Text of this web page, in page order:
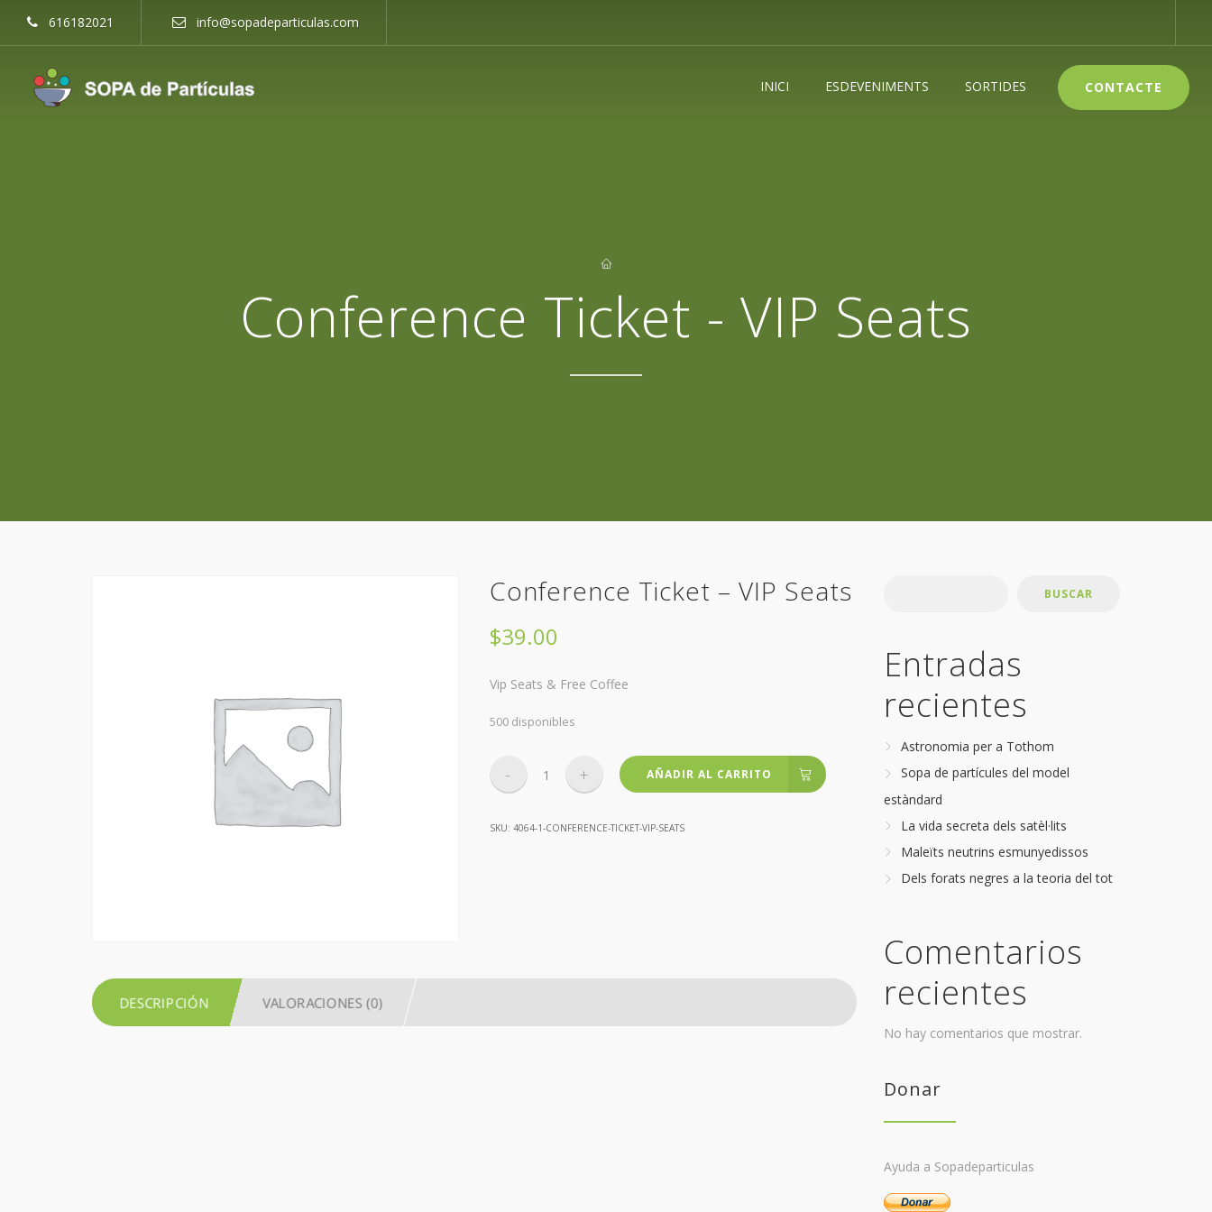
616182021 info@sopadeparticulas.com
INICI ESDEVENIMENTS SORTIDES CONTACTE
Conference Ticket - VIP Seats
Conference Ticket – VIP Seats
$39.00
Vip Seats & Free Coffee
500 disponibles
Conference
AÑADIR AL CARRITO
SKU: 4064-1-CONFERENCE-TICKET-VIP-SEATS
DESCRIPCIÓN VALORACIONES (0)
BUSCAR
Entradas
recientes
Astronomia per a Tothom
Sopa de partícules del model
estàndard
La vida secreta dels satèl·lits
Maleïts neutrins esmunyedissos
Dels forats negres a la teoria del tot
Comentarios
recientes
No hay comentarios que mostrar.
Donar
Ayuda a Sopadeparticulas